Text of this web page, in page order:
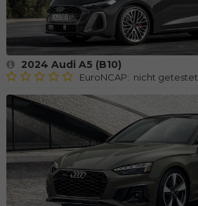
2024 Audi A5 (B10)
EuroNCAP: nicht getestet